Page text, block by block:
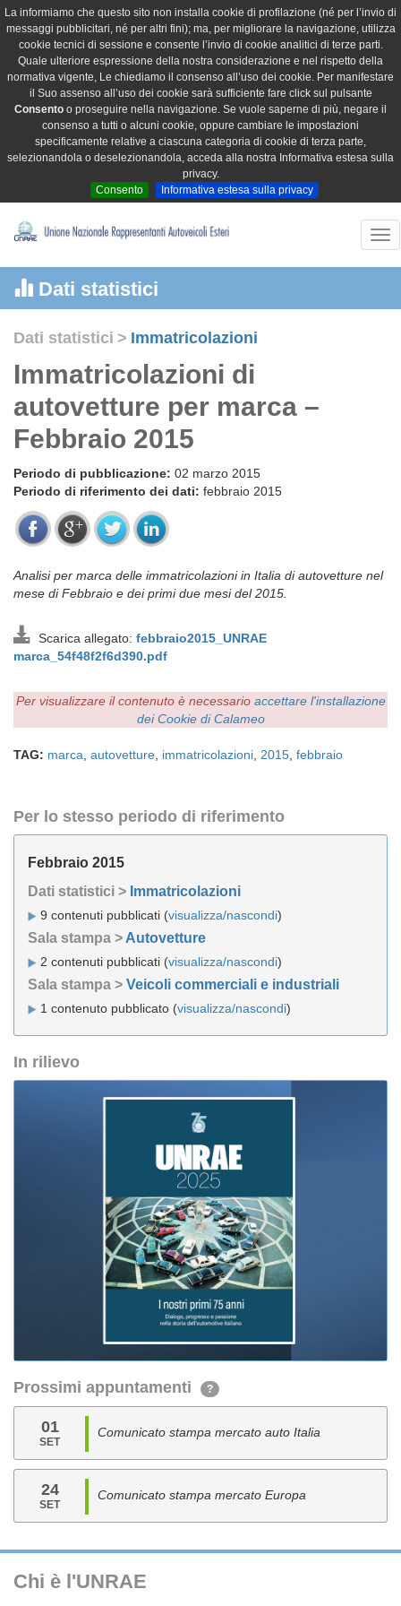
La informiamo che questo sito non installa cookie di profilazione (né per l’invio di
messaggi pubblicitari, né per altri fini); ma, per migliorare la navigazione, utilizza
cookie tecnici di sessione e consente l’invio di cookie analitici di terze parti.
Quale ulteriore espressione della nostra considerazione e nel rispetto della
normativa vigente, Le chiediamo il consenso all’uso dei cookie. Per manifestare
il Suo assenso all’uso dei cookie sarà sufficiente fare click sul pulsante
Consento o proseguire nella navigazione. Se vuole saperne di più, negare il
consenso a tutti o alcuni cookie, oppure cambiare le impostazioni
specificamente relative a ciascuna categoria di cookie di terza parte,
selezionandola o deselezionandola, acceda alla nostra Informativa estesa sulla
privacy.
Consento
Informativa estesa sulla privacy
Dati statistici
Dati statistici > Immatricolazioni
Immatricolazioni di
autovetture per marca –
Febbraio 2015
Periodo di pubblicazione: 02 marzo 2015
Periodo di riferimento dei dati: febbraio 2015
Analisi per marca delle immatricolazioni in Italia di autovetture nel
mese di Febbraio e dei primi due mesi del 2015.
Scarica allegato: febbraio2015_UNRAE
marca_54f48f2f6d390.pdf
Per visualizzare il contenuto è necessario accettare l'installazione
dei Cookie di Calameo
TAG: marca autovetture immatricolazioni 2015 febbraio
Per lo stesso periodo di riferimento
Febbraio 2015
Dati statistici > Immatricolazioni
9 contenuti pubblicati (visualizza/nascondi)
Sala stampa > Autovetture
2 contenuti pubblicati (visualizza/nascondi)
Sala stampa > Veicoli commerciali e industriali
1 contenuto pubblicato (visualizza/nascondi)
In rilievo
Prossimi appuntamenti ?
01
SET
Comunicato stampa mercato auto Italia
24
SET
Comunicato stampa mercato Europa
Chi è l'UNRAE